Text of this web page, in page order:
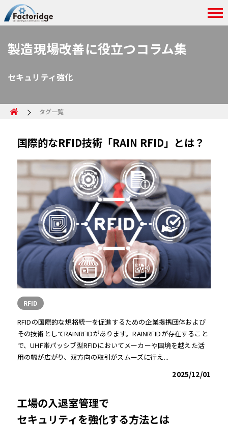
製造現場改善に役立つコラム集
セキュリティ強化
タグ一覧
国際的なRFID技術「RAIN RFID」とは？
RFID
RFIDの国際的な規格統一を促進するための企業提携団体および
その技術としてRAINRFIDがあります。RAINRFIDが存在すること
で、UHF帯パッシブ型RFIDにおいてメーカーや国境を越えた活
用の幅が広がり、双方向の取引がスムーズに行え...
2025/12/01
工場の入退室管理で
セキュリティを強化する方法とは